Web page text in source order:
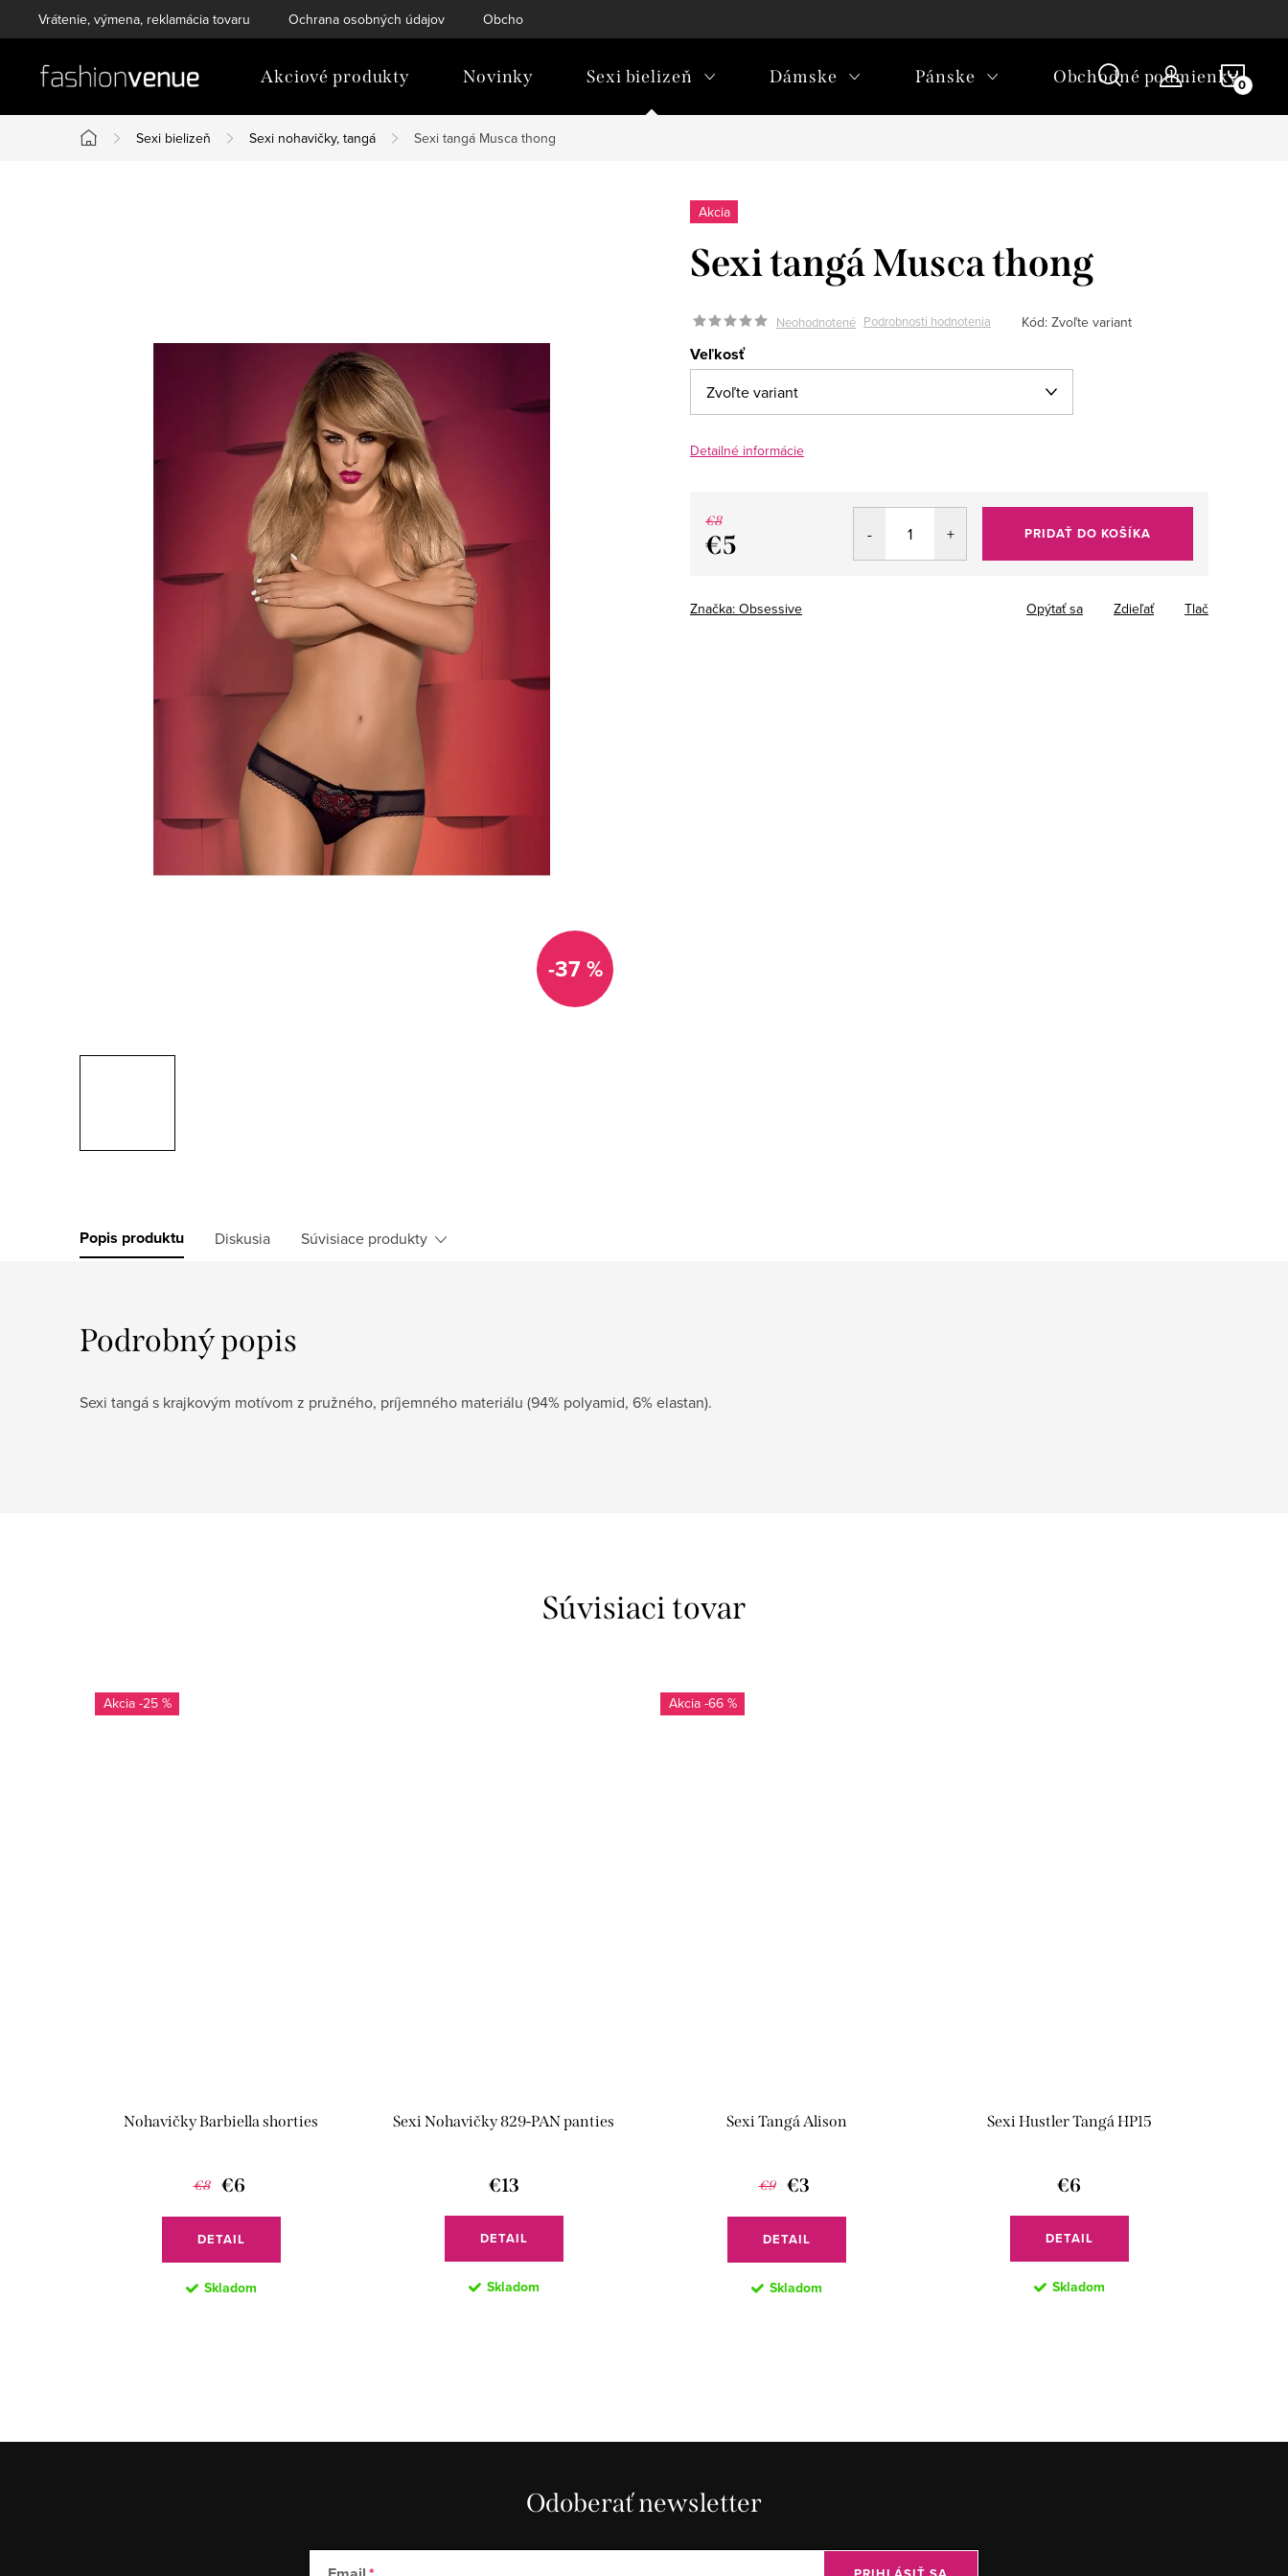
na
Vrátenie, výmena, reklamácia tovaru Ochrana osobných údajov Obchodné podmienky
Akciové produkty Novinky Sexi bielizeň Dámske Pánske Obchodné podmienky
Domov
Sexi bielizeň Sexi nohavičky, tangá Sexi tangá Musca thong
-37 %
Akcia
Sexi tangá Musca thong
Neohodnotené Podrobnosti hodnotenia Kód: Zvoľte variant
Veľkosť
Detailné informácie
€8
€5 PRIDAŤ DO KOŠÍKA
Značka: Obsessive Tlač
Opýtať sa Zdieľať
Popis produktu Diskusia Súvisiace produkty
Podrobný popis
Sexi tangá s krajkovým motívom z pružného, príjemného materiálu (94% polyamid, 6% elastan).
Súvisiaci tovar
-25 %
Nohavičky Barbiella shorties
€8 €6
DETAIL
Skladom
Sexi Nohavičky 829-PAN panties
€13
DETAIL
Skladom
-66 %
Sexi Tangá Alison
€9 €3
DETAIL
Skladom
Sexi Hustler Tangá HP15
€6
DETAIL
Skladom
Odoberať newsletter